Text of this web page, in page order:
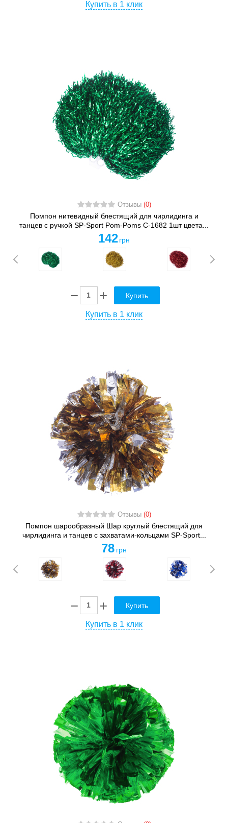
Купить в 1 клик
Отзывы (0)
Помпон нитевидный блестящий для чирлидинга и
танцев с ручкой SP-Sport Pom-Poms C-1682 1шт цвета...
142 грн
Купить
Купить в 1 клик
Отзывы (0)
Помпон шарообразный Шар круглый блестящий для
чирлидинга и танцев с захватами-кольцами SP-Sport...
78 грн
Купить
Купить в 1 клик